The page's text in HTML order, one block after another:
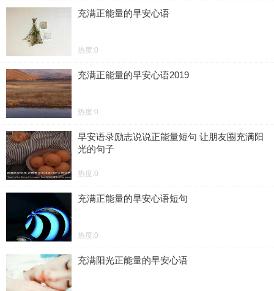
充满正能量的早安心语
热度:0
充满正能量的早安心语2019
热度:0
早安语录励志说说正能量短句 让朋友圈充满阳
光的句子
热度:0
充满正能量的早安心语短句
热度:0
充满阳光正能量的早安心语